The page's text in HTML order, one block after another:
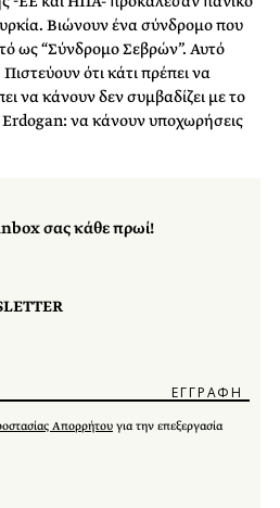
Βιώνουν ένα σύνδρομο που
ως “Σύνδρομο Σεβρών”. Αυτό
ότι κάτι πρέπει να
να κάνουν δεν συμβαδίζει με το
να κάνουν υποχωρήσεις
σας κάθε πρωί!
Απορρήτου για την επεξεργασία